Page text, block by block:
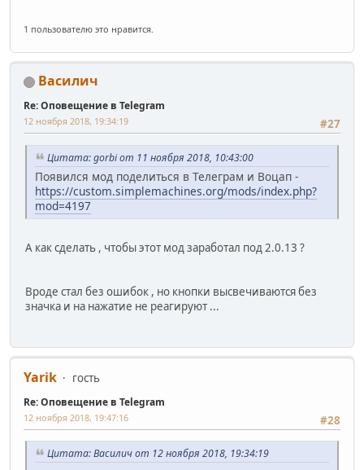
1 пользователю это нравится.
Василич
Re: Оповещение в Telegram
#27
12 ноября 2018, 19:34:19
Цитата: gorbi от 11 ноября 2018, 10:43:00
Появился мод поделиться в Телеграм и Воцап -
https://custom.simplemachines.org/mods/index.php?
mod=4197
А как сделать , чтобы этот мод заработал под 2.0.13 ?
Вроде стал без ошибок , но кнопки высвечиваются без
значка и на нажатие не реагируют ...
Yarik гость
Re: Оповещение в Telegram
#28
12 ноября 2018, 19:47:16
Цитата: Василич от 12 ноября 2018, 19:34:19